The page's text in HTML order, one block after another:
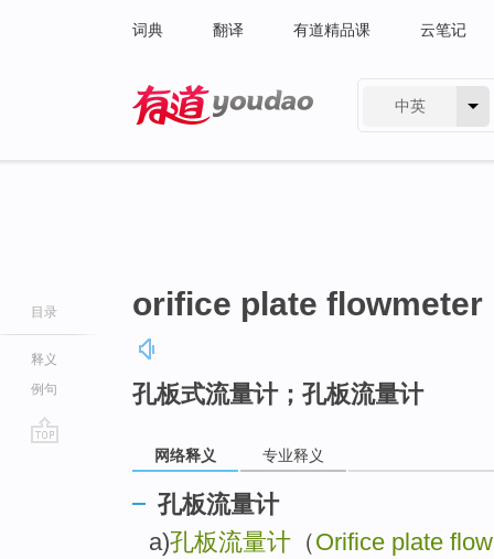
词典 翻译 有道精品课 云笔记
中英
目录
释义
例句
orifice plate flowmeter
孔板式流量计；孔板流量计
网络释义 专业释义
孔板流量计
a)孔板流量计 （Orifice plate